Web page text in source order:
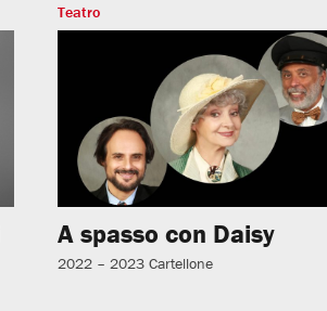
Teatro
A spasso con Daisy
2022 – 2023 Cartellone